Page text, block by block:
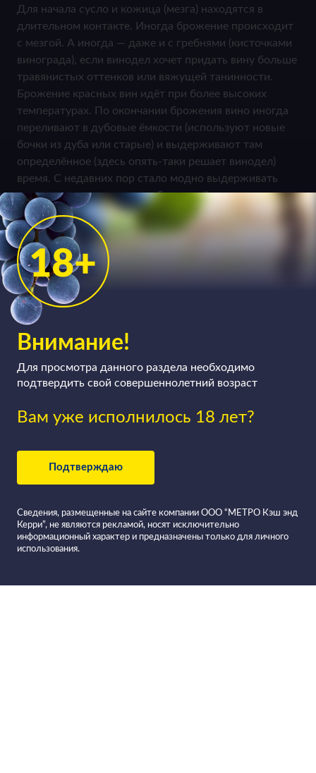
Внимание!
Для просмотра данного раздела необходимо
подтвердить свой совершеннолетний возраст
Вам уже исполнилось 18 лет?
Подтверждаю
Сведения, размещенные на сайте компании ООО “МЕТРО Кэш энд
Керри”, не являются рекламой, носят исключительно
информационный характер и предназначены только для личного
использования.
Для начала сусло и кожица (мезга) находятся в
длительном контакте. Иногда брожение происходит
с мезгой. А иногда — даже и с гребнями (кисточками
винограда), если винодел хочет придать вину больше
травянистых оттенков или вяжущей танинности.
Брожение красных вин идёт при более высоких
температурах. По окончании брожения вино иногда
переливают в дубовые ёмкости (используют новые
бочки из дуба или старые) и выдерживают там
определённое (здесь опять-таки решает винодел)
время. С недавних пор стало модно выдерживать
вино в цементных конусообразных ёмкостях —
«яйцах». Красные вина, так же как и белые, и
розовые, могут быть тихими, а могут быть и
игристыми (здесь технология производства немного
усложняется), сухими, полусухими, полусладкими и
сладкими.